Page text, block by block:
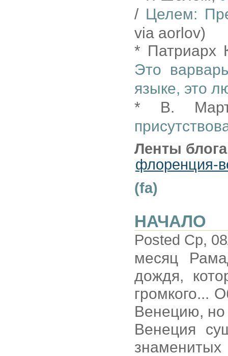
/ Целем:
via aorlov)
* Патриарх
Это
языке, это
* В.
Ленты
флоренция-
(fa)
НАЧАЛО
Posted Ср,
месяц
дождя,
громкого...
Венецию, но
Венеция